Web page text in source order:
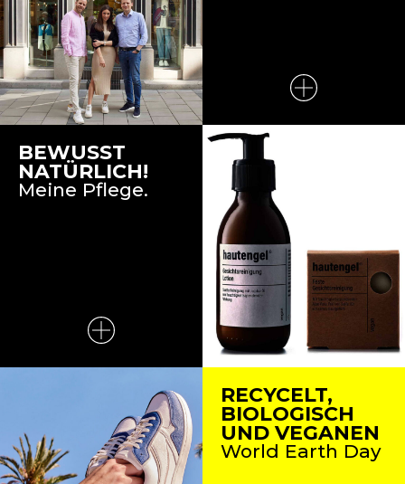
BEWUSST
NATÜRLICH!
Meine Pflege.
RECYCELT,
BIOLOGISCH
UND VEGANEN
World Earth Day